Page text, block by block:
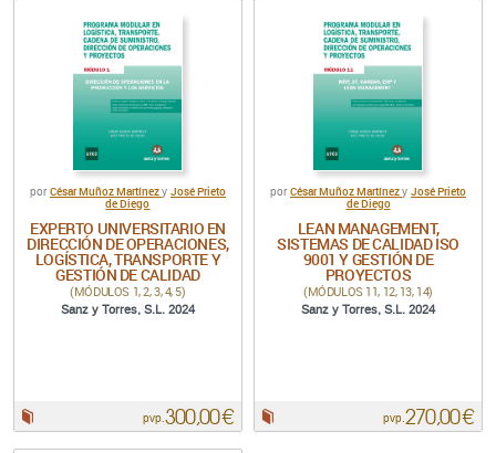
por César Muñoz Martínezy José Prieto
de Diego
EXPERTO UNIVERSITARIO EN
DIRECCIÓN DE OPERACIONES,
LOGÍSTICA, TRANSPORTE Y
GESTIÓN DE CALIDAD
(MÓDULOS 1, 2, 3, 4, 5)
Sanz y Torres, S.L. 2024
pvp.300,00 €
por César Muñoz Martínezy José Prieto
de Diego
LEAN MANAGEMENT,
SISTEMAS DE CALIDAD ISO
9001 Y GESTIÓN DE
PROYECTOS
(MÓDULOS 11, 12, 13, 14)
Sanz y Torres, S.L. 2024
pvp. 270,00 €